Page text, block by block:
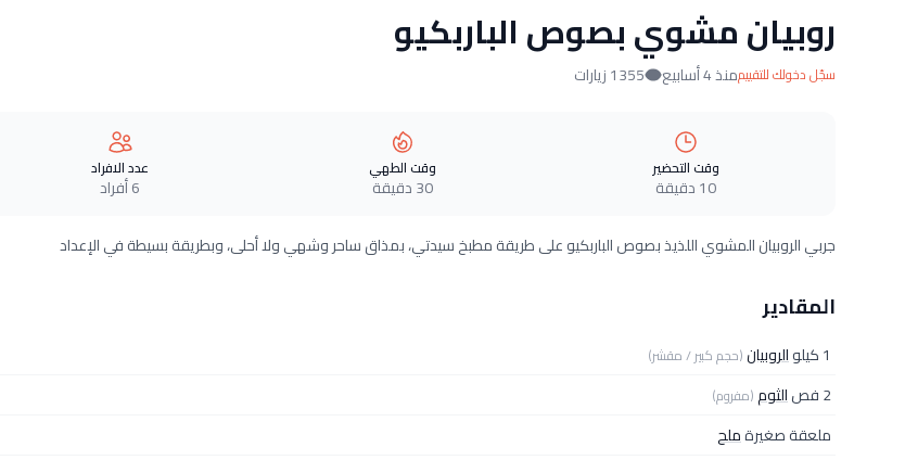
روبيان مشوي بصوص الباربكيو
سجّل دخولك للتقييممنذ 4 أسابيع 1355 زيارات
وقت التحضير
10 دقيقة
وقت الطهي
30 دقيقة
عدد الافراد
6 أفراد
جربي الروبيان المشوي اللذيذ بصوص الباربكيو على طريقة مطبخ سيدتي، بمذاق ساحر وشهي ولا أحلى، وبطريقة بسيطة في الإعداد
المقادير
1 كيلو الروبيان(حجم كبير / مقشر)
2 فص الثوم(مفروم)
ملعقة صغيرةملح